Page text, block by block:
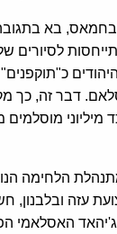
בא
לסיורים
דבר זה, כך
מיליוני
הלחימה
עזה ובלבנון,
האסלאמי